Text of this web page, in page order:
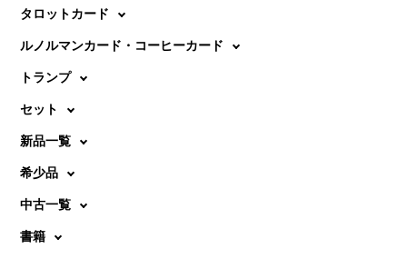
タロットカード
ルノルマンカード・コーヒーカード
トランプ
セット
新品一覧
希少品
中古一覧
書籍